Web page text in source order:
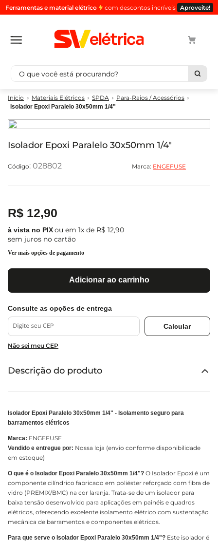
Ferramentas e material elétrico com descontos incríveis Aproveite!
O que você está procurando?
Materiais Elétricos SPDA Para-Raios / Acessórios
Isolador Epoxi Paralelo 30x50mm 1/4"
Isolador Epoxi Paralelo 30x50mm 1/4"
: 028802 Marca: ENGEFUSE
R$ 12,90
ou em 1x de R$ 12,90
sem juros no cartão
Ver mais opções de pagamento
Adicionar ao carrinho
Não sei meu CEP
Descrição do produto
Isolador Epoxi Paralelo 30x50mm 1/4" - Isolamento seguro para
barramentos elétricos
Marca: ENGEFUSE
Vendido e entregue por: Nossa loja (envio conforme disponibilidade
em estoque)
O que é o Isolador Epoxi Paralelo 30x50mm 1/4"? O Isolador Epoxi é um
componente cilíndrico fabricado em poliéster reforçado com fibra de
vidro (PREMIX/BMC) na cor laranja. Trata-se de um isolador para
baixa tensão desenvolvido para aplicações em painéis e quadros
elétricos, oferecendo excelente isolamento elétrico com sustentação
mecânica de barramentos e componentes elétricos.
Para que serve o Isolador Epoxi Paralelo 30x50mm 1/4"? Este isolador é
Termos mais buscados
cabo
2º luminaria
3º tomada